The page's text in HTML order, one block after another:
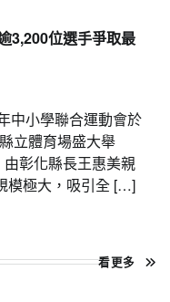
3,200位選手爭取最
中小學聯合運動會於
立體育場盛大舉
彰化縣長王惠美親
模極大，吸引全 […]
看更多